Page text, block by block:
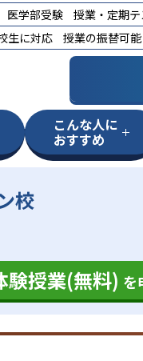
医学部受験 授業・定期
生に対応 授業の振替可能
こんな人に
おすすめ
校
験授業(無料) を